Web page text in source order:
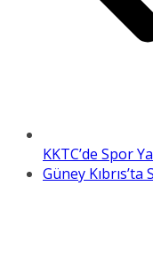
KKTC’de Spor
Güney